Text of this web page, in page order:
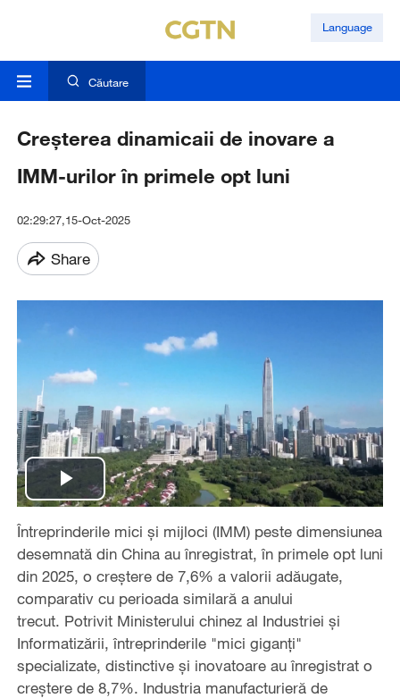
Language
Căutare
Creșterea dinamicaii de inovare a
IMM-urilor în primele opt luni
02:29:27,15-Oct-2025
Share
Play
Video
Întreprinderile mici și mijloci (IMM) peste dimensiunea
desemnată din China au înregistrat, în primele opt luni
din 2025, o creștere de 7,6% a valorii adăugate,
comparativ cu perioada similară a anului
trecut. Potrivit Ministerului chinez al Industriei și
Informatizării, întreprinderile "mici giganți"
specializate, distinctive și inovatoare au înregistrat o
creștere de 8,7%. Industria manufacturieră de